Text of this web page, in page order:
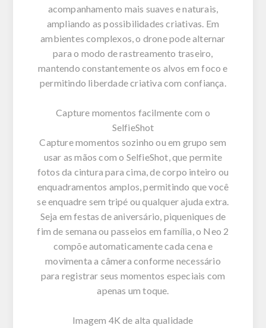
acompanhamento mais suaves e naturais,
ampliando as possibilidades criativas. Em
ambientes complexos, o drone pode alternar
para o modo de rastreamento traseiro,
mantendo constantemente os alvos em foco e
permitindo liberdade criativa com confiança.
Capture momentos facilmente com o
SelfieShot
Capture momentos sozinho ou em grupo sem
usar as mãos com o SelfieShot, que permite
fotos da cintura para cima, de corpo inteiro ou
enquadramentos amplos, permitindo que você
se enquadre sem tripé ou qualquer ajuda extra.
Seja em festas de aniversário, piqueniques de
fim de semana ou passeios em família, o Neo 2
compõe automaticamente cada cena e
movimenta a câmera conforme necessário
para registrar seus momentos especiais com
apenas um toque.
Imagem 4K de alta qualidade